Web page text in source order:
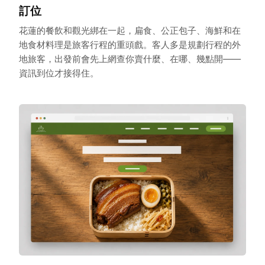
訂位
花蓮的餐飲和觀光綁在一起，扁食、公正包子、海鮮和在
地食材料理是旅客行程的重頭戲。客人多是規劃行程的外
地旅客，出發前會先上網查你賣什麼、在哪、幾點開——
資訊到位才接得住。